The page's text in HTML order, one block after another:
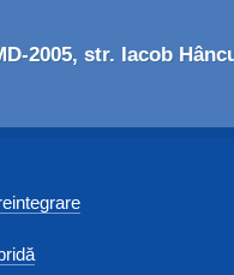
2005, str. Iacob